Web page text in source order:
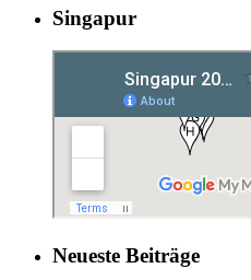
Singapur
Neueste Beiträge